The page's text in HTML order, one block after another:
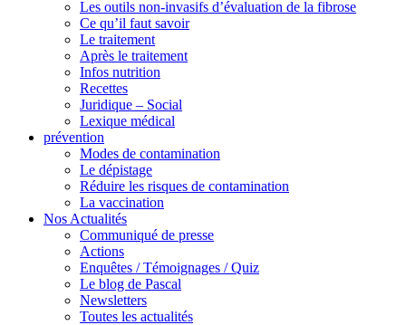
Les outils non-invasifs d’évaluation de la fibrose
Ce qu’il faut savoir
Le traitement
Après le traitement
Infos nutrition
Recettes
Juridique – Social
Lexique médical
prévention
Modes de contamination
Le dépistage
Réduire les risques de contamination
La vaccination
Nos Actualités
Communiqué de presse
Actions
Enquêtes / Témoignages / Quiz
Le blog de Pascal
Newsletters
Toutes les actualités